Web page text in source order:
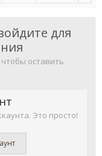
для
оставить
Это просто!